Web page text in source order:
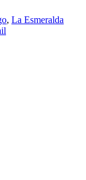
, La Esmeralda